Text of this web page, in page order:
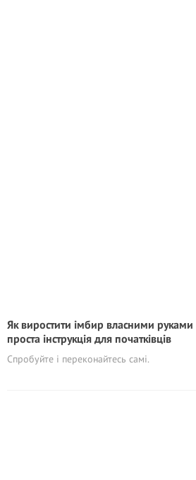
Як виростити імбир власними руками
проста інструкція для початківців
Спробуйте і переконайтесь самі.